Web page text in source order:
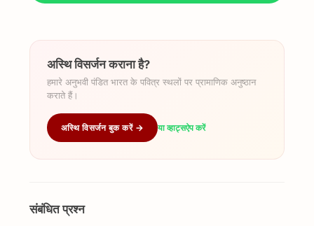
अस्थि विसर्जन कराना है?
हमारे अनुभवी पंडित भारत के पवित्र स्थलों पर प्रामाणिक अनुष्ठान
कराते हैं।
अस्थि विसर्जन बुक करें → या व्हाट्सऐप करें
संबंधित प्रश्न